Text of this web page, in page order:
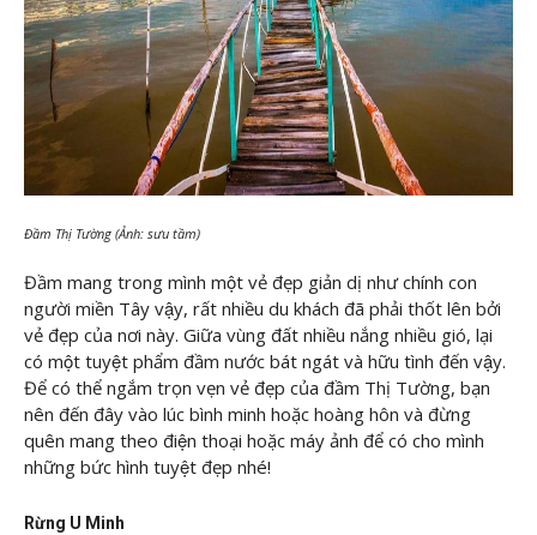
Đầm Thị Tường (Ảnh: sưu tầm)
Đầm mang trong mình một vẻ đẹp giản dị như chính con
người miền Tây vậy, rất nhiều du khách đã phải thốt lên bởi
vẻ đẹp của nơi này. Giữa vùng đất nhiều nắng nhiều gió, lại
có một tuyệt phẩm đầm nước bát ngát và hữu tình đến vậy.
Để có thể ngắm trọn vẹn vẻ đẹp của đầm Thị Tường, bạn
nên đến đây vào lúc bình minh hoặc hoàng hôn và đừng
quên mang theo điện thoại hoặc máy ảnh để có cho mình
những bức hình tuyệt đẹp nhé!
Rừng U Minh